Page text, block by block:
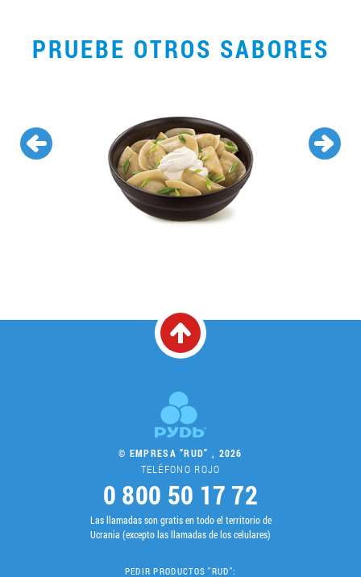
PRUEBE OTROS SABORES
© EMPRESA “RUD” , 2026
TELÉFONO ROJO
0 800 50 17 72
Las llamadas son gratis en todo el territorio de
Ucrania (excepto las llamadas de los celulares)
PEDIR PRODUCTOS "RUD":